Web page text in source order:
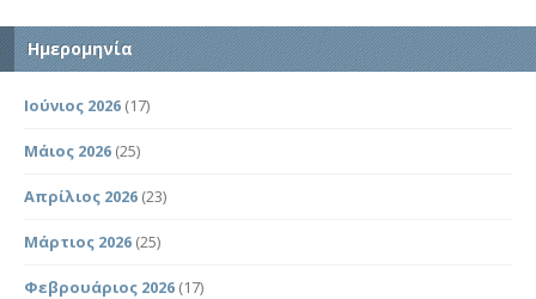
Ημερομηνία
Ιούνιος 2026 (17)
Μάιος 2026 (25)
Απρίλιος 2026 (23)
Μάρτιος 2026 (25)
Φεβρουάριος 2026 (17)